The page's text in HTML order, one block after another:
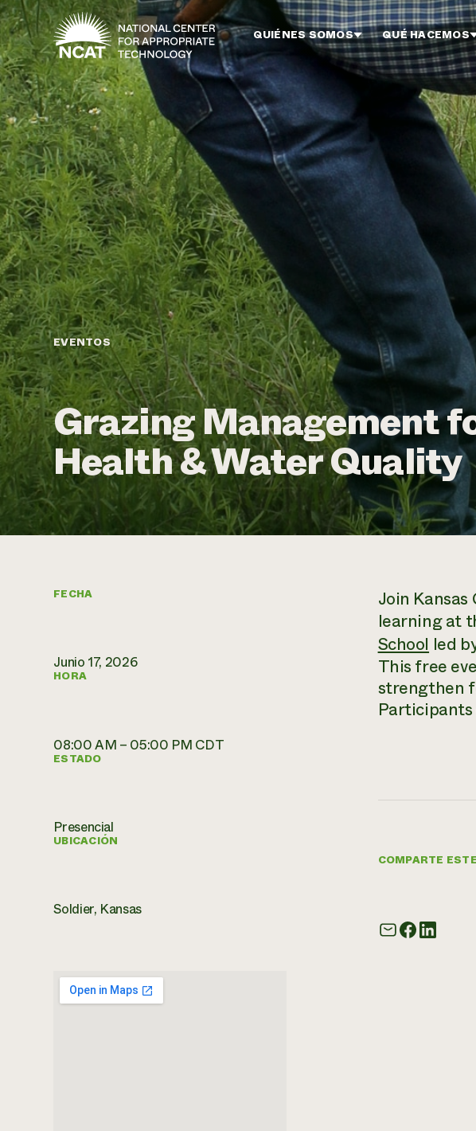
Ir al contenido principal
QUIÉNES SOMOS QUÉ HACEMOS
EVENTOS
Grazing Management
Health & Water Quality
FECHA
Junio 17, 2026
HORA
08:00 AM – 05:00 PM CDT
ESTADO
Presencial
UBICACIÓN
Soldier, Kansas
Join
learning at
School led
This free
strengthen
COMPARTE